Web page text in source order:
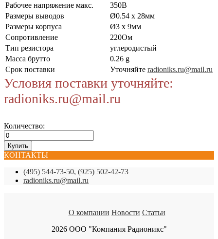
Рабочее напряжение макс.
350В
Размеры выводов
Ø0.54 x 28мм
Размеры корпуса
Ø3 x 9мм
Сопротивление
220Ом
Тип резистора
углеродистый
Масса брутто
0.26 g
Срок поставки
Уточняйте radioniks.ru@mail.ru
Условия поставки уточняйте:
radioniks.ru@mail.ru
Количество:
КОНТАКТЫ
(495) 544-73-50, (925) 502-42-73
radioniks.ru@mail.ru
О компании Новости Статьи
2026 ООО "Компания Радионикс"